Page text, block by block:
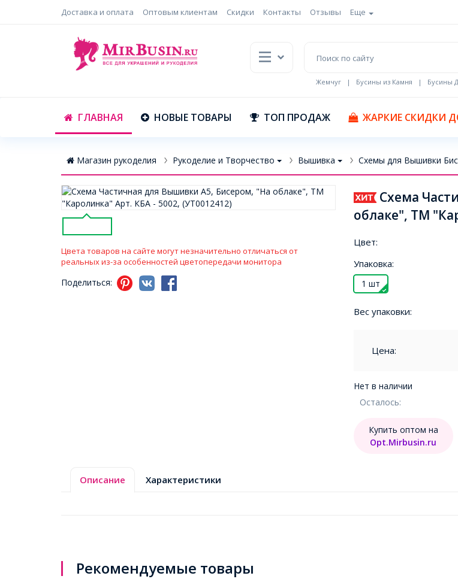
Доставка и оплата Оптовым клиентам Скидки Контакты Отзывы Еще
Жемчуг | Бусины из Камня | Бусины
ГЛАВНАЯ НОВЫЕ ТОВАРЫ ТОП ПРОДАЖ ЖАРКИЕ СКИДКИ
Магазин рукоделия Рукоделие и Творчество Вышивка Схемы для Вышивки
Цвета товаров на сайте могут незначительно отличаться от
реальных из-за особенностей цветопередачи монитора
Поделиться:
Схема
облаке", ТМ
Цвет:
Упаковка:
1 шт
Вес упаковки:
Цена:
Нет в наличии
Осталось:
Купить оптом на
Opt.Mirbusin.ru
Описание Характеристики
Рекомендуемые товары